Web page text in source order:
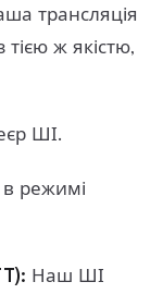
трансляція
ж якістю,
ШІ.
в режимі
Наш ШІ